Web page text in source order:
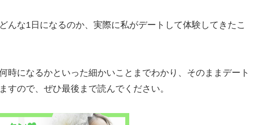
んな1日になるのか、実際に私がデートして体験してきたこ
時になるかといった細かいことまでわかり、そのままデート
すので、ぜひ最後まで読んでください。